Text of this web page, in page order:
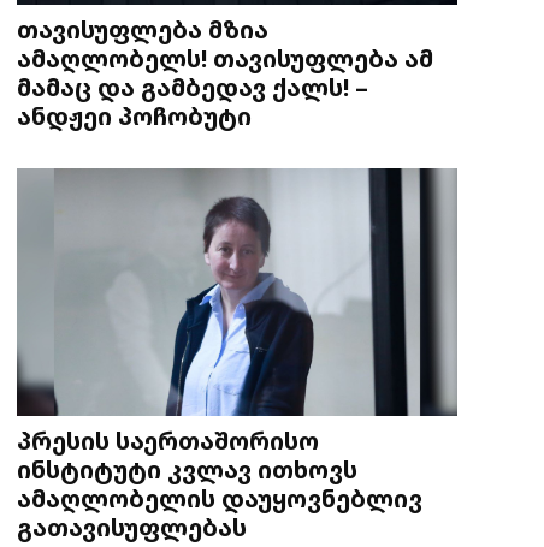
თავისუფლება მზია
ამაღლობელს! თავისუფლება ამ
მამაც და გამბედავ ქალს! –
ანდჟეი პოჩობუტი
პრესის საერთაშორისო
ინსტიტუტი კვლავ ითხოვს
ამაღლობელის დაუყოვნებლივ
გათავისუფლებას